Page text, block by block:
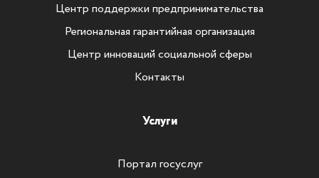
Центр поддержки предпринимательства
Региональная гарантийная организация
Центр инноваций социальной сферы
Контакты
Услуги
Портал госуслуг